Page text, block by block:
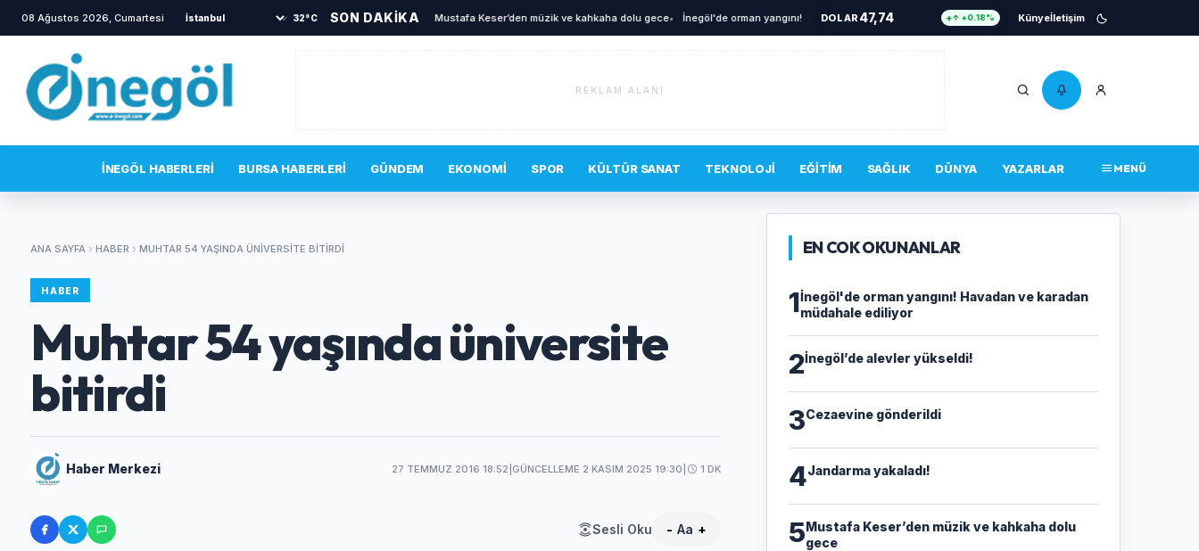
08 Ağustos 2026, Cumartesi 32°C SON DAKİKA
İnegöl'de samanlık yangını!• Mustafa Keser’den müzik ve kahkaha dolu gece• İnegöl'de orman yangını! Havadan ve karadan müdahale ediliyor• Cezaevine gönderildi İnegöl’de alevler
DOLAR 47,74 ↑ +0.18% Künyeİletişim
REKLAM ALANI
İNEGÖL HABERLERI BURSA HABERLERI GÜNDEM EKONOMI SPOR KÜLTÜR SANAT TEKNOLOJI EĞITIM SAĞLIK DÜNYA YAZARLAR MENÜ
ANA SAYFA HABER MUHTAR 54 YAŞINDA ÜNIVERSITE BITIRDI
HABER
Muhtar 54 yaşında üniversite
bitirdi
Haber Merkezi 27 TEMMUZ 2016 18:52 GÜNCELLEME 2 KASIM 2025 19:30 1 DK
Sesli Oku - Aa +
EN COK OKUNANLAR
1İnegöl'de orman yangını! Havadan ve karadan
müdahale ediliyor
2İnegöl’de alevler yükseldi!
3Cezaevine gönderildi
4Jandarma yakaladı!
5Mustafa Keser’den müzik ve kahkaha dolu
gece